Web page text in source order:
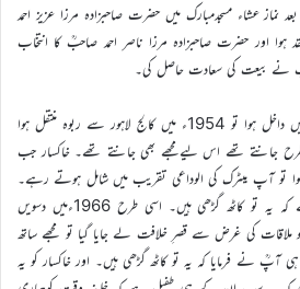
نماز عشاء مسجدمبارک میں حضرت صاحبزادہ مرزا عزیز احمد
اور حضرت صاحبزادہ مرزا ناصر احمد صاحبؒ کا انتخاب
نے بیعت کی سعادت حاصل کی۔
جب خاکسار تعلیم الاسلام کالج میں داخل ہوا تو 1954ء میں کالج لاہور سے ربوہ منتقل ہوا
طرح جانتے تھے اس لیےمجھے بھی جانتے تھے۔ خاکسار جب
تو آپ میٹرک کی الوداعی تقریب میں شامل ہوتے رہے۔
اور مجھے فوراً پہچان کرکہا کرتے تھے کہ یہ تو کاٹھ گڑھی ہیں۔ اسی طرح 1966ءمیں دسویں
ملاقات کی غرض سے قصرِ خلافت لے جایا گیا تو مجھے ساتھ
ہی آپؒ نے فرمایا کہ یہ تو کاٹھ گڑھی ہیں۔ اور خاکسار کو یہ